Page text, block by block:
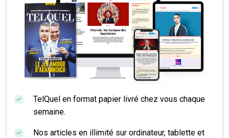
TelQuel en format papier livré chez vous chaque
semaine.
Nos articles en illimité sur ordinateur, tablette et